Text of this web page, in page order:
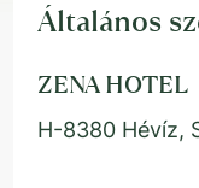
Általános
ZENA HOTEL
H-8380 Hévíz,